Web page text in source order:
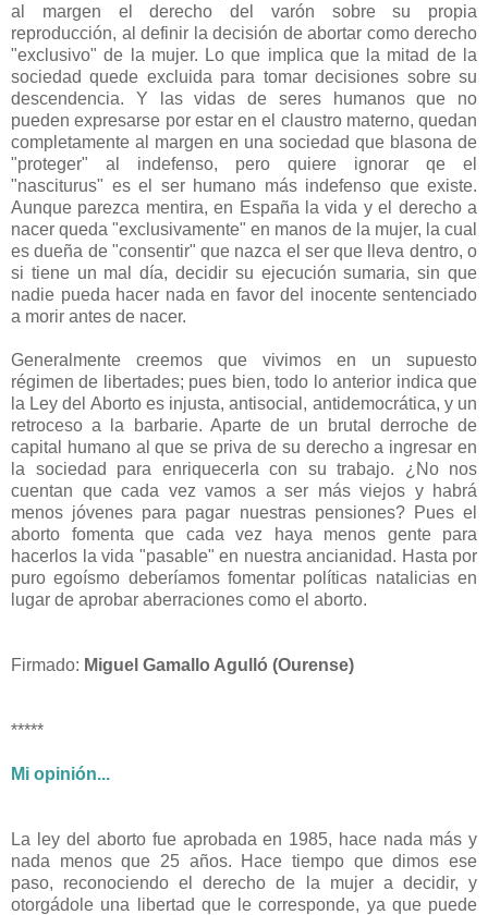
al margen el derecho del varón sobre su propia
reproducción, al definir la decisión de abortar como derecho
"exclusivo" de la mujer. Lo que implica que la mitad de la
sociedad quede excluida para tomar decisiones sobre su
descendencia. Y las vidas de seres humanos que no
pueden expresarse por estar en el claustro materno, quedan
completamente al margen en una sociedad que blasona de
"proteger" al indefenso, pero quiere ignorar qe el
"nasciturus" es el ser humano más indefenso que existe.
Aunque parezca mentira, en España la vida y el derecho a
nacer queda "exclusivamente" en manos de la mujer, la cual
es dueña de "consentir" que nazca el ser que lleva dentro, o
si tiene un mal día, decidir su ejecución sumaria, sin que
nadie pueda hacer nada en favor del inocente sentenciado
a morir antes de nacer.
Generalmente creemos que vivimos en un supuesto
régimen de libertades; pues bien, todo lo anterior indica que
la Ley del Aborto es injusta, antisocial, antidemocrática, y un
retroceso a la barbarie. Aparte de un brutal derroche de
capital humano al que se priva de su derecho a ingresar en
la sociedad para enriquecerla con su trabajo. ¿No nos
cuentan que cada vez vamos a ser más viejos y habrá
menos jóvenes para pagar nuestras pensiones? Pues el
aborto fomenta que cada vez haya menos gente para
hacerlos la vida "pasable" en nuestra ancianidad. Hasta por
puro egoísmo deberíamos fomentar políticas natalicias en
lugar de aprobar aberraciones como el aborto.
Firmado: Miguel Gamallo Agulló (Ourense)
*****
Mi opinión...
La ley del aborto fue aprobada en 1985, hace nada más y
nada menos que 25 años. Hace tiempo que dimos ese
paso, reconociendo el derecho de la mujer a decidir, y
otorgádole una libertad que le corresponde, ya que puede